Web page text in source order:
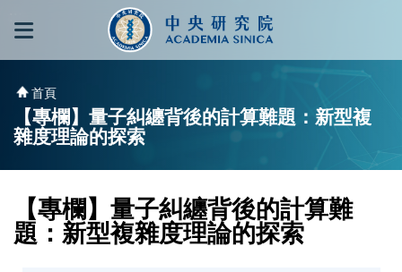
跳到主要內容區塊
首頁
【專欄】量子糾纏背後的計算難題：新型複
雜度理論的探索
【專欄】量子糾纏背後的計算難
題：新型複雜度理論的探索